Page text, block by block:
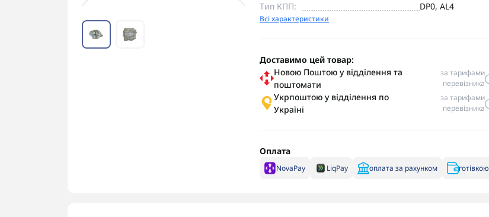
Тип КПП:
DP0, AL4
Всі характеристики
Доставимо цей товар:
Новою Поштою у відділення та
поштомати
за тарифами
перевізника
Укрпоштою у відділення по
Україні
за тарифами
перевізника
Оплата
NovaPay LiqPay оплата за рахунком готівкою